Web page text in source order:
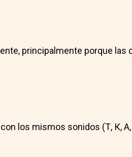
principalmente porque las
los mismos sonidos (Т, К,